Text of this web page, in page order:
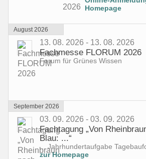
Homepage
August 2026
13. 08. 2026 - 13. 08. 2026
Fachmesse FLORUM 2026
Forum für Grünes Wissen
September 2026
03. 09. 2026 - 03. 09. 2026
Fachtagung „Von
Blau: ...“
... Jahrhundertaufgabe
zur Homepage